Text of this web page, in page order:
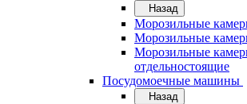
Назад
Морозильные
Морозильные
Морозильные
отдельностоящие
Посудомоечные машины
Назад